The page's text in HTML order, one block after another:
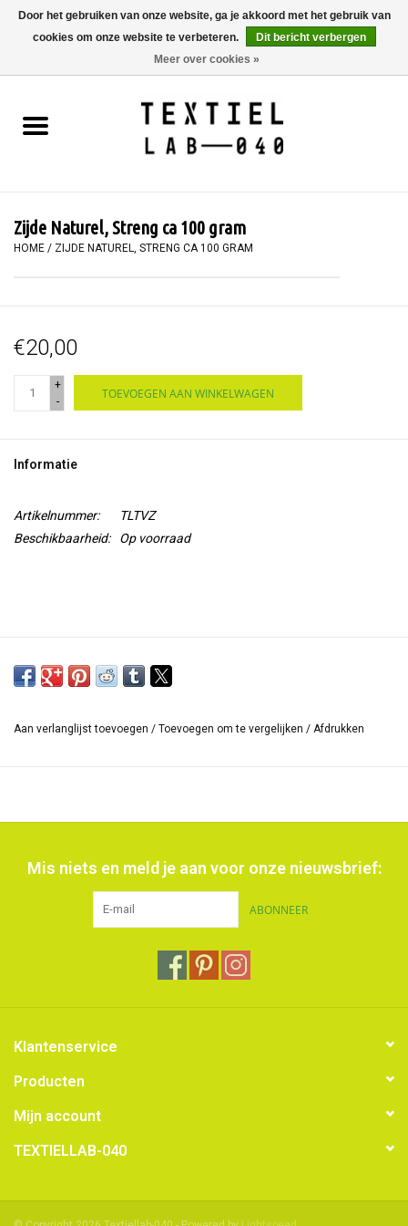
0 Artikelen - €0,00
BOEKEN
SCHILDEREN
WORKSHOPS
SPECIALS
Zijde Naturel, Streng ca 100 gram
HOME / ZIJDE NATUREL, STRENG CA 100 GRAM
€20,00
+
-
TOEVOEGEN AAN WINKELWAGEN
Informatie
Artikelnummer:
TLTVZ
Beschikbaarheid:
Op voorraad
Aan verlanglijst toevoegen / Toevoegen om te vergelijken / Afdrukken
Mis niets en meld je aan voor onze nieuwsbrief:
ABONNEER
Klantenservice
Producten
Mijn account
TEXTIELLAB-040
Door het gebruiken van onze website, ga je akkoord met het gebruik van
cookies om onze website te verbeteren.
Dit bericht verbergen
Meer over cookies »